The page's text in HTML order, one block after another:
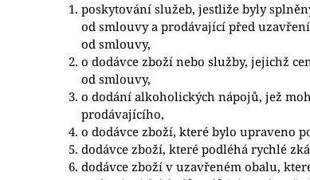
poskytování služeb, jestliže byly
od smlouvy a prodávající před
od smlouvy,
o dodávce zboží nebo služby, jejichž
od smlouvy,
o dodání alkoholických nápojů, jež
prodávajícího,
o dodávce zboží, které bylo upraveno
dodávce zboží, které podléhá rychlé
dodávce zboží v uzavřeném obalu,